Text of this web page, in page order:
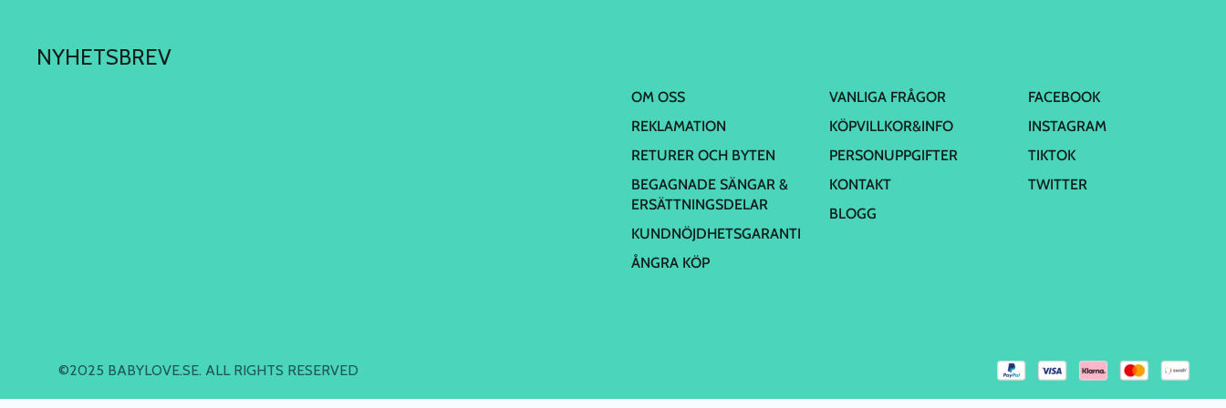
NYHETSBREV
OM OSS
REKLAMATION
RETURER OCH BYTEN
BEGAGNADE SÄNGAR &
ERSÄTTNINGSDELAR
KUNDNÖJDHETSGARANTI
ÅNGRA KÖP
VANLIGA FRÅGOR
KÖPVILLKOR&INFO
PERSONUPPGIFTER
KONTAKT
BLOGG
FACEBOOK
INSTAGRAM
TIKTOK
TWITTER
©2025 BABYLOVE.SE. ALL RIGHTS RESERVED